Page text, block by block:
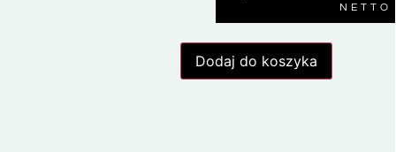
NETTO
Dodaj do koszyka